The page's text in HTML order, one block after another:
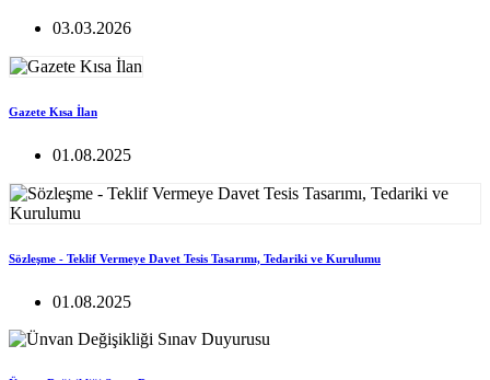
03.03.2026
Gazete Kısa İlan
01.08.2025
Sözleşme - Teklif Vermeye Davet Tesis Tasarımı, Tedariki ve Kurulumu
01.08.2025